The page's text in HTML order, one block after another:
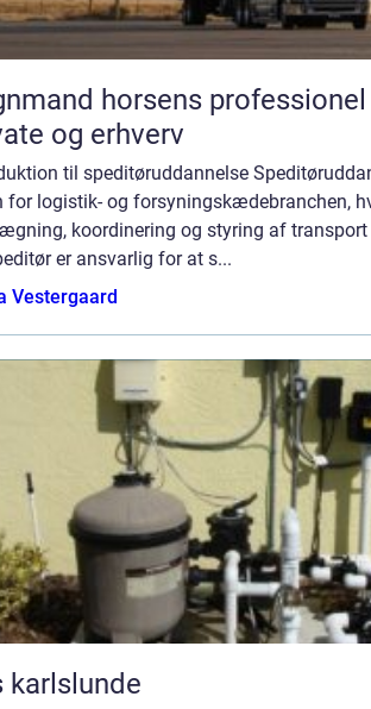
horsens professionel transport til
og erhverv
til speditøruddannelse
for logistik- og forsyningskædebranchen,
koordinering og styring af
er ansvarlig for at s...
Vestergaard
karlslunde